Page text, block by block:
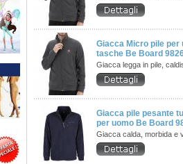
Giacca Micro pile per
tasche Be Board
Giacca legga in pile,
Giacca pile pesante
per uomo Be Board
Giacca calda, morbida e